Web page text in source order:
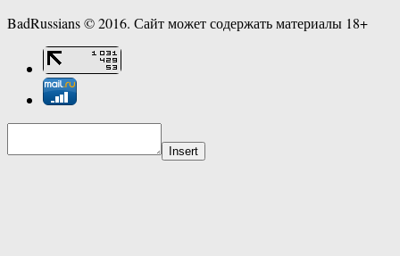
BadRussians © 2016. Сайт может содержать материалы 18+
Insert